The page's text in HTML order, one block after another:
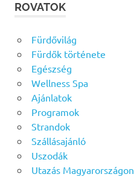
ROVATOK
Fürdővilág
Fürdők története
Egészség
Wellness Spa
Ajánlatok
Programok
Strandok
Szállásajánló
Uszodák
Utazás Magyarországon